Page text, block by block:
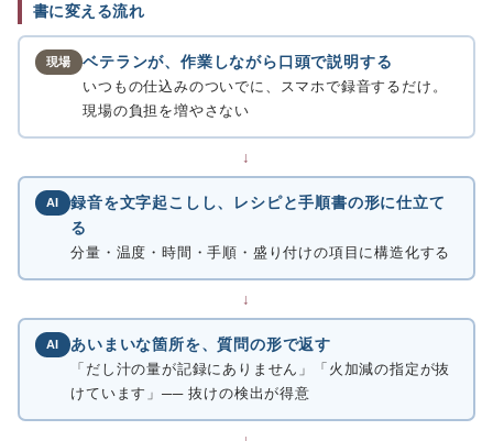
書に変える流れ
現場
ベテランが、作業しながら口頭で説明する
いつもの仕込みのついでに、スマホで録音するだけ。
現場の負担を増やさない
↓
AI
録音を文字起こしし、レシピと手順書の形に仕立て
る
分量・温度・時間・手順・盛り付けの項目に構造化する
↓
AI
あいまいな箇所を、質問の形で返す
「だし汁の量が記録にありません」「火加減の指定が抜
けています」── 抜けの検出が得意